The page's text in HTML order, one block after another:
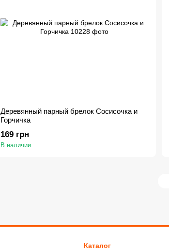
Деревянный парный брелок Сосисочка и
Горчичка
169 грн
В наличии
Каталог